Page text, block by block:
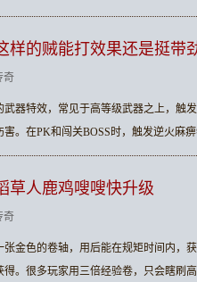
样的贼能打效果还是挺带
奇
器特效，常见于高等级武器之上，触
。在PK和闯关BOSS时，触发逆火麻
草人鹿鸡嗖嗖快升级
奇
金色的卷轴，用后能在规矩时间内，
。很多玩家用三倍经验卷，只会瞎刷